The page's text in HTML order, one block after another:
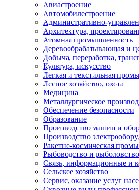
Авиастроение
Автомобилестроение
Административно-
Архитектура,
Атомная промышленность
Деревообрабатывающая и
Добыча, переработка,
Культура, искусство
Легкая и текстильная
Лесное хозяйство, охота
Медицина
Металлургическое
Обеспечение безопасности
Образование
Производство машин и
Производство
Ракетно-космическая
Рыбоводство и рыболовство
Связь, информационные и
Сельское хозяйство
Сервис, оказание услуг